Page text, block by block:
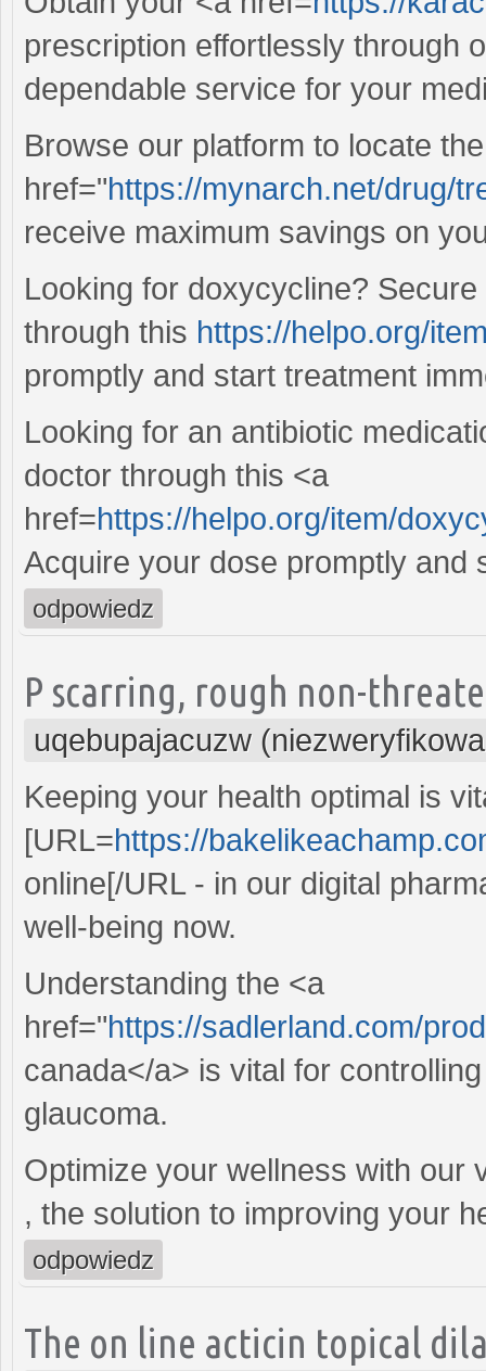
prescription effortlessly through
dependable service for your
Browse our platform to locate
href="https://mynarch.net/drug/
receive maximum savings on
Looking for doxycycline?
through this https://helpo.org/
promptly and start treatment
Looking for an antibiotic
doctor through this <a
href=https://helpo.org/item/
Acquire your dose promptly and
odpowiedz
P scarring, rough non-
uqebupajacuzw
Keeping your health optimal is
[URL=https://
online[/URL - in our digital
well-being now.
Understanding the <a
href="https://sadlerland.com/
canada</a> is vital for
glaucoma.
Optimize your wellness with our
, the solution to improving your
odpowiedz
The on line acticin topical